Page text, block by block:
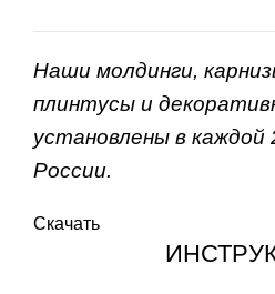
Наши молдинги,
плинтусы и
установлены в каждой
России.
Скачать